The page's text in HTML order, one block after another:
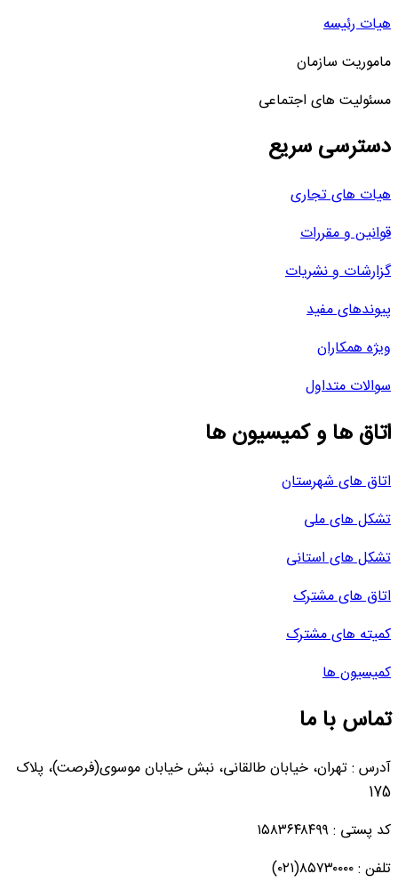
هیات رئیسه
ماموریت سازمان
مسئولیت های اجتماعی
دسترسی سریع
هیات های تجاری
قوانین و مقررات
گزارشات و نشریات
پیوندهای مفید
ویژه همکاران
سوالات متداول
اتاق ها و کمیسیون ها
اتاق های شهرستان
تشکل های ملی
تشکل های استانی
اتاق های مشترک
کمیته های مشترک
کمیسیون ها
تماس با ما
آدرس : تهران، خیابان طالقانی، نبش خیابان موسوی(فرصت)، پلاک
175
کد پستی : ۱۵۸۳۶۴۸۴۹۹
تلفن : ۸۵۷۳۰۰۰۰(۰۲۱)